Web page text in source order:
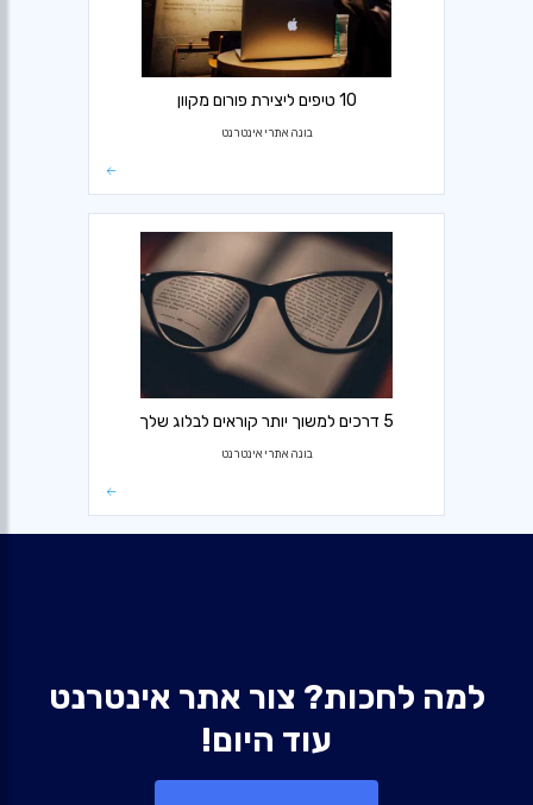
10 טיפים ליצירת פורום מקוון
בונה אתרי אינטרנט
5 דרכים למשוך יותר קוראים לבלוג שלך
בונה אתרי אינטרנט
למה לחכות? צור אתר אינטרנט
עוד היום!